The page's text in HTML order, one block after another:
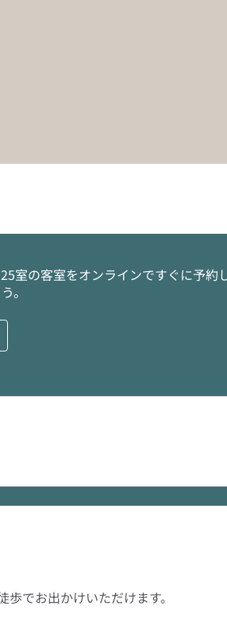
室の客室をオンラインですぐに予約
。
でお出かけいただけます。